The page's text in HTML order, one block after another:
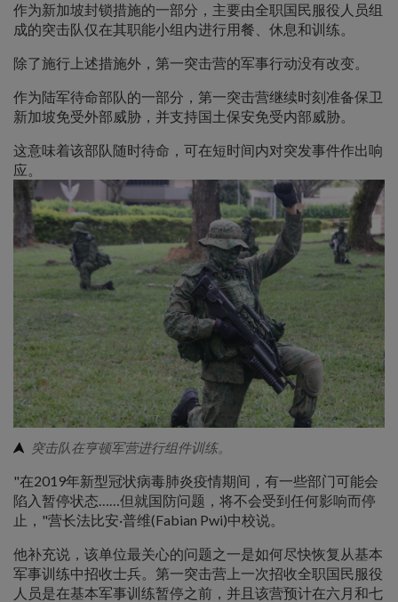
作为新加坡封锁措施的一部分，主要由全职国民服役人员组
成的突击队仅在其职能小组内进行用餐、休息和训练。
除了施行上述措施外，第一突击营的军事行动没有改变。
作为陆军待命部队的一部分，第一突击营继续时刻准备保卫
新加坡免受外部威胁，并支持国土保安免受内部威胁。
这意味着该部队随时待命，可在短时间内对突发事件作出响
应。
突击队在亨顿军营进行组件训练。
"在2019年新型冠状病毒肺炎疫情期间，有一些部门可能会
陷入暂停状态……但就国防问题，将不会受到任何影响而停
止，"营长法比安·普维(Fabian Pwi)中校说。
他补充说，该单位最关心的问题之一是如何尽快恢复从基本
军事训练中招收士兵。第一突击营上一次招收全职国民服役
人员是在基本军事训练暂停之前，并且该营预计在六月和七